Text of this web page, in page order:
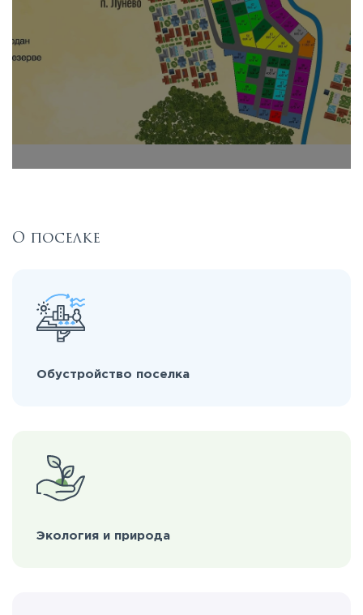
О поселке
Обустройство поселка
Экология и природа